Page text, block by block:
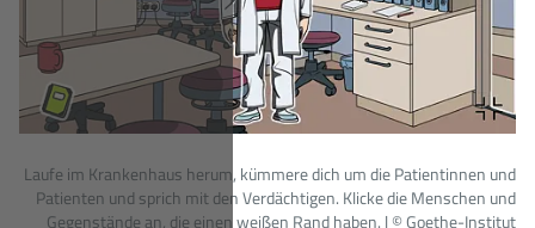
Laufe im Krankenhaus
Patienten und sprich mit
einsammeln. Die neuen Wörter sind lila.
zu sammeln? Dann bekommst du am
Ende einen Preis! © Goethe-Institut